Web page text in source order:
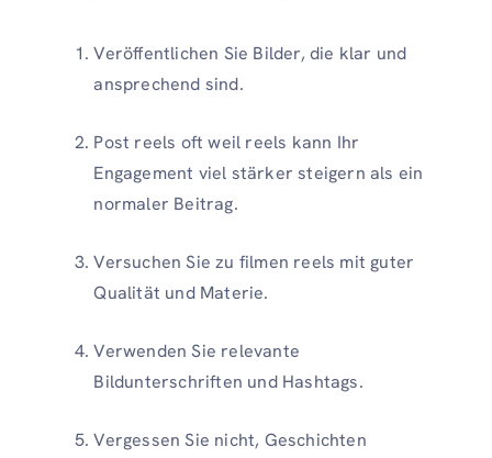
Veröffentlichen Sie Bilder, die klar und
ansprechend sind.
Post reels oft weil reels kann Ihr
Engagement viel stärker steigern als ein
normaler Beitrag.
Versuchen Sie zu filmen reels mit guter
Qualität und Materie.
Verwenden Sie relevante
Bildunterschriften und Hashtags.
Vergessen Sie nicht, Geschichten